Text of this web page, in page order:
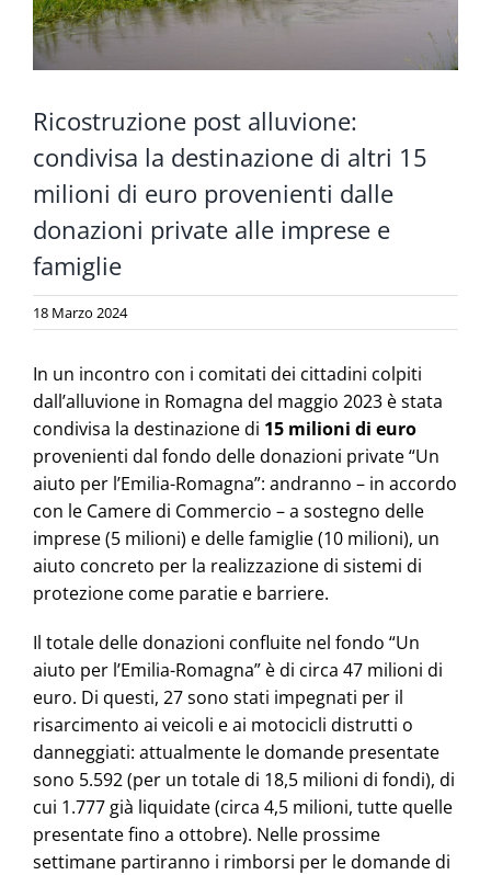
Ricostruzione post alluvione:
condivisa la destinazione di altri 15
milioni di euro provenienti dalle
donazioni private alle imprese e
famiglie
18 Marzo 2024
In un incontro con i comitati dei cittadini colpiti
dall’alluvione in Romagna del maggio 2023 è stata
condivisa la destinazione di 15 milioni di euro
provenienti dal fondo delle donazioni private “Un
aiuto per l’Emilia-Romagna”: andranno – in accordo
con le Camere di Commercio – a sostegno delle
imprese (5 milioni) e delle famiglie (10 milioni), un
aiuto concreto per la realizzazione di sistemi di
protezione come paratie e barriere.
Il totale delle donazioni confluite nel fondo “Un
aiuto per l’Emilia-Romagna” è di circa 47 milioni di
euro. Di questi, 27 sono stati impegnati per il
risarcimento ai veicoli e ai motocicli distrutti o
danneggiati: attualmente le domande presentate
sono 5.592 (per un totale di 18,5 milioni di fondi), di
cui 1.777 già liquidate (circa 4,5 milioni, tutte quelle
presentate fino a ottobre). Nelle prossime
settimane partiranno i rimborsi per le domande di